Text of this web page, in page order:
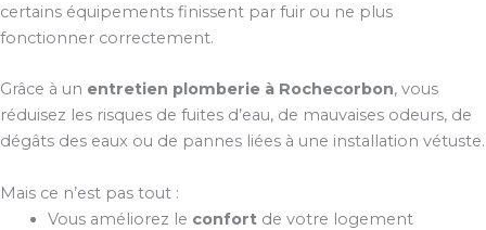
certains équipements finissent par fuir ou ne plus
fonctionner correctement.
Grâce à un entretien plomberie à Rochecorbon, vous
réduisez les risques de fuites d’eau, de mauvaises odeurs, de
dégâts des eaux ou de pannes liées à une installation vétuste.
Mais ce n’est pas tout :
Vous améliorez le confortde votre logement